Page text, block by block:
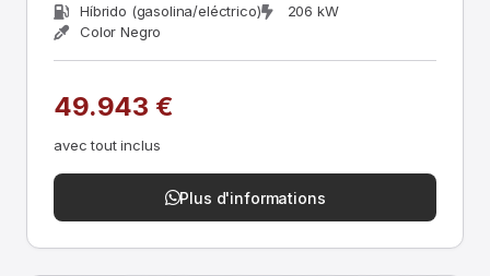
Híbrido (gasolina/eléctrico)
206 kW
Color Negro
49.943 €
avec tout inclus
Plus d'informations